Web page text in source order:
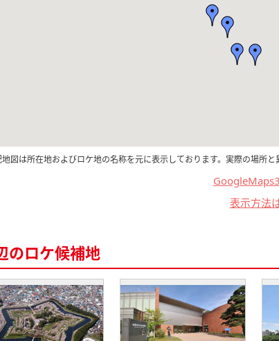
図は所在地およびロケ地の名称を元に表示しております。実際の場所と
表示方法
のロケ候補地